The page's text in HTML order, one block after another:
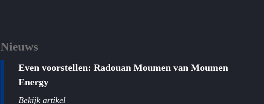
Nieuws
Even voorstellen: Radouan Moumen van Moumen
Energy
Bekijk artikel